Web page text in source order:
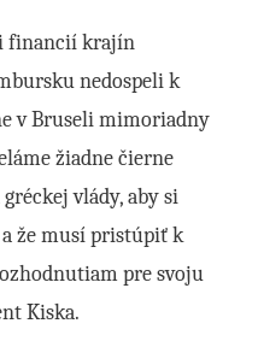
financií krajín
nedospeli k
v Bruseli mimoriadny
žiadne čierne
gréckej vlády, aby si
že musí pristúpiť k
pre svoju
Kiska.